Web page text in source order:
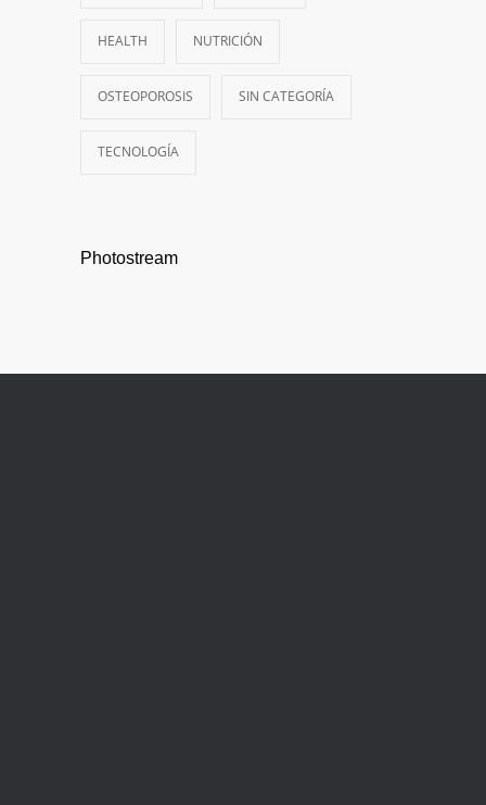
HEALTH NUTRICIÓN
OSTEOPOROSIS SIN CATEGORÍA
TECNOLOGÍA
Photostream